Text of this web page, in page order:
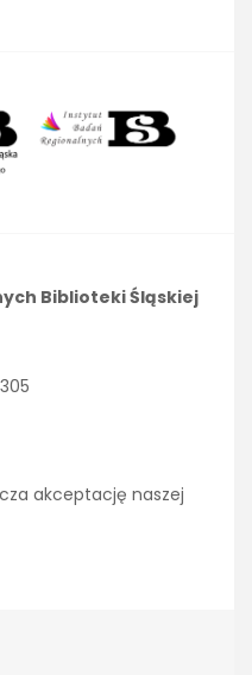
Biblioteki Śląskiej
akceptację naszej